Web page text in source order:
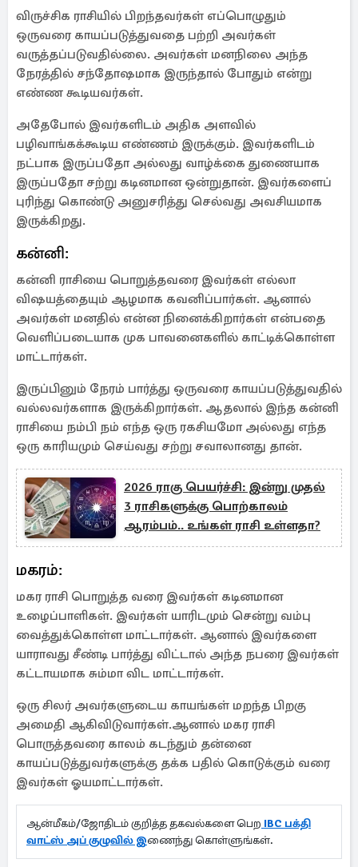
விருச்சிக ராசியில் பிறந்தவர்கள் எப்பொழுதும்
ஒருவரை காயப்படுத்துவதை பற்றி அவர்கள்
வருத்தப்படுவதில்லை. அவர்கள் மனநிலை அந்த
நேரத்தில் சந்தோஷமாக இருந்தால் போதும் என்று
எண்ண கூடியவர்கள்.
அதேபோல் இவர்களிடம் அதிக அளவில்
பழிவாங்கக்கூடிய எண்ணம் இருக்கும். இவர்களிடம்
நட்பாக இருப்பதோ அல்லது வாழ்க்கை துணையாக
இருப்பதோ சற்று கடினமான ஒன்றுதான். இவர்களைப்
புரிந்து கொண்டு அனுசரித்து செல்வது அவசியமாக
இருக்கிறது.
கன்னி:
கன்னி ராசியை பொறுத்தவரை இவர்கள் எல்லா
விஷயத்தையும் ஆழமாக கவனிப்பார்கள். ஆனால்
அவர்கள் மனதில் என்ன நினைக்கிறார்கள் என்பதை
வெளிப்படையாக முக பாவனைகளில் காட்டிக்கொள்ள
மாட்டார்கள்.
இருப்பினும் நேரம் பார்த்து ஒருவரை காயப்படுத்துவதில்
வல்லவர்களாக இருக்கிறார்கள். ஆதலால் இந்த கன்னி
ராசியை நம்பி நம் எந்த ஒரு ரகசியமோ அல்லது எந்த
ஒரு காரியமும் செய்வது சற்று சவாலானது தான்.
2026 ராகு பெயர்ச்சி: இன்று முதல்
3 ராசிகளுக்கு பொற்காலம்
ஆரம்பம்.. உங்கள் ராசி உள்ளதா?
மகரம்:
மகர ராசி பொறுத்த வரை இவர்கள் கடினமான
உழைப்பாளிகள். இவர்கள் யாரிடமும் சென்று வம்பு
வைத்துக்கொள்ள மாட்டார்கள். ஆனால் இவர்களை
யாராவது சீண்டி பார்த்து விட்டால் அந்த நபரை இவர்கள்
கட்டாயமாக சும்மா விட மாட்டார்கள்.
ஒரு சிலர் அவர்களுடைய காயங்கள் மறந்த பிறகு
அமைதி ஆகிவிடுவார்கள்.ஆனால் மகர ராசி
பொருத்தவரை காலம் கடந்தும் தன்னை
காயப்படுத்துவர்களுக்கு தக்க பதில் கொடுக்கும் வரை
இவர்கள் ஓயமாட்டார்கள்.
ஆன்மீகம்/ஜோதிடம் குறித்த தகவல்களை பெற IBC பக்தி
வாட்ஸ் அப் குழுவில் இணைந்து கொள்ளுங்கள்.